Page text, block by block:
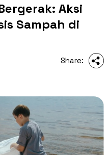
Aksi
Sampah di
Share: